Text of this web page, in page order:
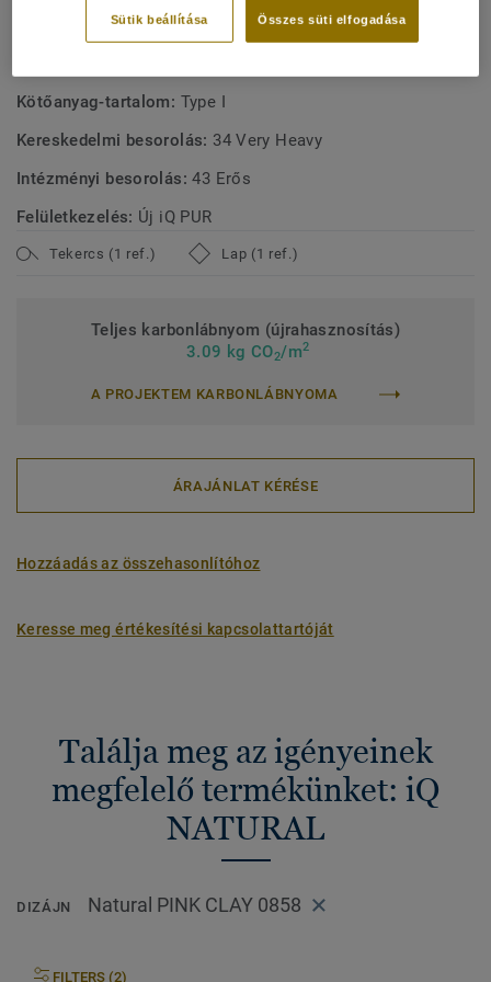
Terméktípus:Homogeneous vinyl floor covering with
Kötőanyag-tartalom: Type I
Kereskedelmi besorolás: 34 Very Heavy
Intézményi besorolás:43 Erős
Felületkezelés: Új iQ PUR
Tekercs (1 ref.) Lap (1 ref.)
Teljes karbonlábnyom (újrahasznosítás)
3.09 kg CO2/m2
A PROJEKTEM KARBONLÁBNYOMA
ÁRAJÁNLAT KÉRÉSE
Hozzáadás az összehasonlítóhoz
Keresse meg értékesítési kapcsolattartóját
Találja meg az igényeinek
megfelelő termékünket: iQ
NATURAL
DIZÁJN Natural PINK CLAY 0858
FILTERS (2)
Összes süti elfogadása
Sütik beállítása